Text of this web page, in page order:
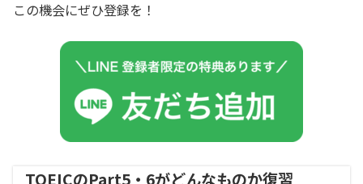
この機会にぜひ登録を！
TOEICのPart5・6がどんなものか復習